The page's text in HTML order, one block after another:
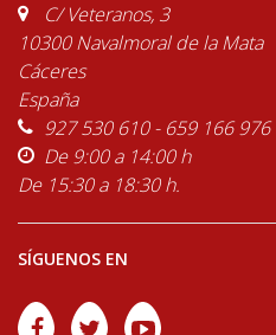
C/ Veteranos, 3
10300 Navalmoral de la Mata
Cáceres
España
927 530 610 - 659 166 976
De 9:00 a 14:00 h
De 15:30 a 18:30 h.
SÍGUENOS EN